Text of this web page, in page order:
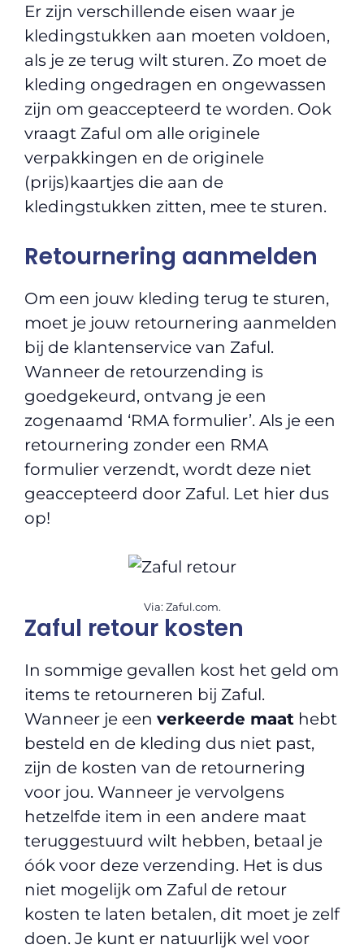
Er zijn verschillende eisen waar je
kledingstukken aan moeten voldoen,
als je ze terug wilt sturen. Zo moet de
kleding ongedragen en ongewassen
zijn om geaccepteerd te worden. Ook
vraagt Zaful om alle originele
verpakkingen en de originele
(prijs)kaartjes die aan de
kledingstukken zitten, mee te sturen.
Retournering aanmelden
Om een jouw kleding terug te sturen,
moet je jouw retournering aanmelden
bij de klantenservice van Zaful.
Wanneer de retourzending is
goedgekeurd, ontvang je een
zogenaamd ‘RMA formulier’. Als je een
retournering zonder een RMA
formulier verzendt, wordt deze niet
geaccepteerd door Zaful. Let hier dus
op!
Via: Zaful.com.
Zaful retour kosten
In sommige gevallen kost het geld om
items te retourneren bij Zaful.
Wanneer je een verkeerde maat hebt
besteld en de kleding dus niet past,
zijn de kosten van de retournering
voor jou. Wanneer je vervolgens
hetzelfde item in een andere maat
teruggestuurd wilt hebben, betaal je
óók voor deze verzending. Het is dus
niet mogelijk om Zaful de retour
kosten te laten betalen, dit moet je zelf
doen. Je kunt er natuurlijk wel voor